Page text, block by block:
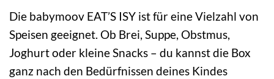
Die babymoov EAT’S ISY ist für eine Vielzahl von
Speisen geeignet. Ob Brei, Suppe, Obstmus,
Joghurt oder kleine Snacks – du kannst die Box
ganz nach den Bedürfnissen deines Kindes